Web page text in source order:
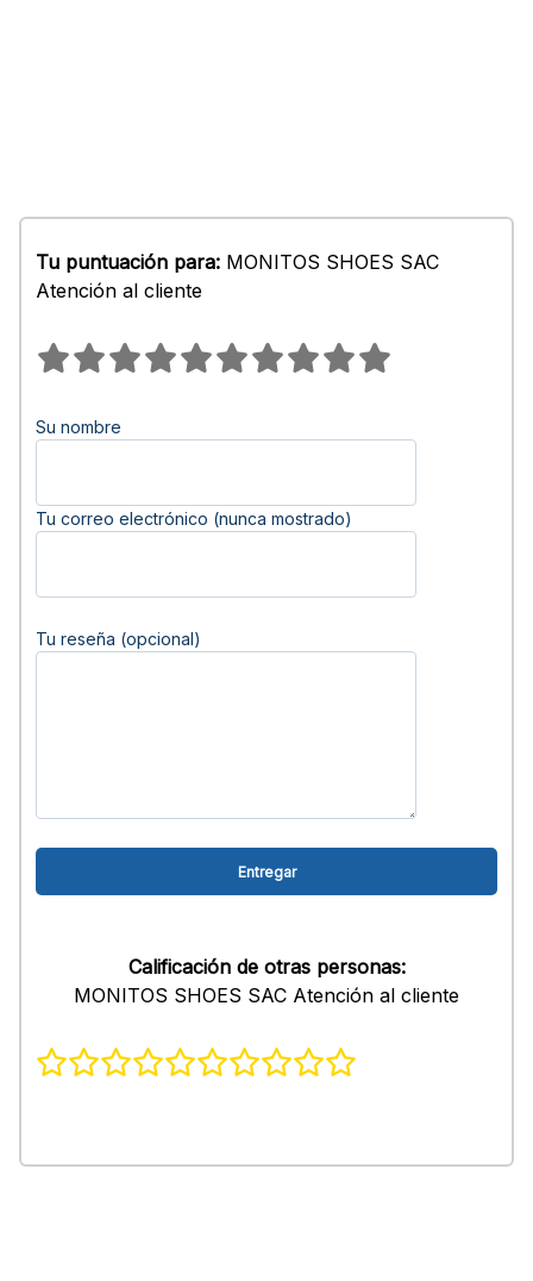
Tu puntuación para: MONITOS SHOES SAC
Atención al cliente
Su nombre
Tu correo electrónico (nunca mostrado)
Tu reseña (opcional)
Calificación de otras personas:
MONITOS SHOES SAC Atención al cliente